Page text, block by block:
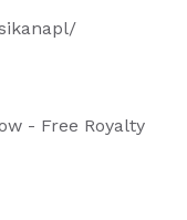
- Free Royalty